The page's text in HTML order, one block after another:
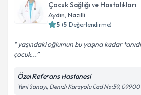
Çocuk Sağlığı ve Hastalıkları
Aydın, Nazilli
5 (5 Değerlendirme)
yaşındaki oğlumun bu yaşına kadar
çocuk...
Özel Referans Hastanesi
Yeni Sanayi, Denizli Karayolu Cad No:59, 09900